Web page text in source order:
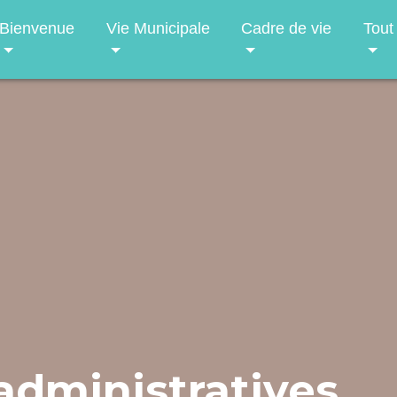
Bienvenue Vie Municipale Cadre de vie